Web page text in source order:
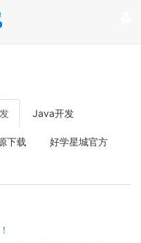
Java开发
下载 好学星城官方